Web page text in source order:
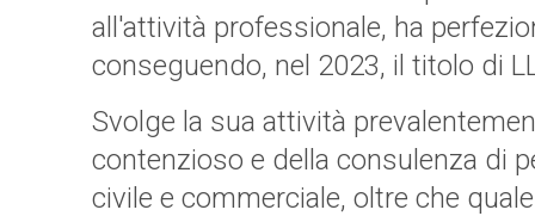
all'attività professionale, ha
conseguendo, nel 2023, il titolo di
Svolge la sua attività
contenzioso e della consulenza di
civile e commerciale, oltre che